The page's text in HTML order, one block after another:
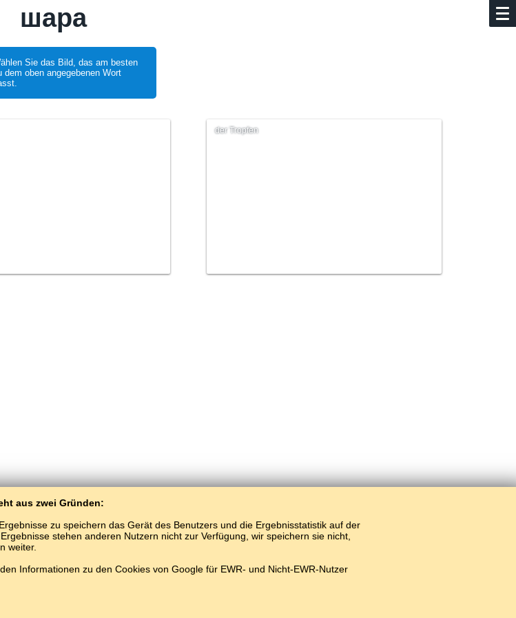
aus zwei Gründen:
zu speichern das Gerät des Benutzers und die Ergebnisstatistik auf der
stehen anderen Nutzern nicht zur Verfügung, wir speichern sie nicht,
weiter.
Informationen zu den Cookies von Google für EWR- und Nicht-EWR-Nutzer
шара
Sie das Bild, das am besten
dem oben angegebenen Wort
der Tropfen
und Bilder/ Darginisch in Bildern